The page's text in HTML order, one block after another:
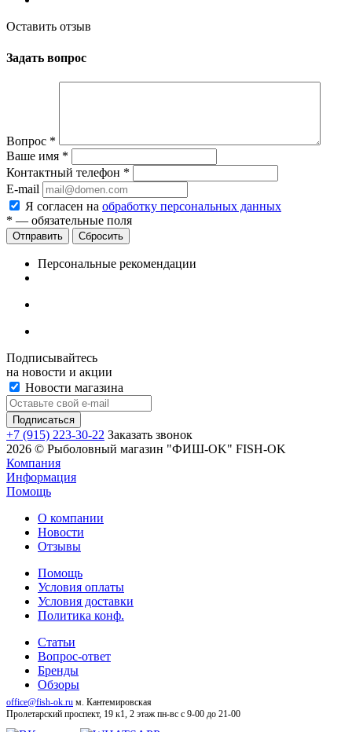
Оставить отзыв
Задать вопрос
Вопрос *
Ваше имя *
Контактный телефон *
E-mail
Я согласен на обработку персональных данных
* — обязательные поля
Сбросить
Персональные рекомендации
Подписывайтесь
на новости и акции
Новости магазина
+7 (915) 223-30-22 Заказать звонок
2026 © Рыболовный магазин "ФИШ-OK" FISH-OK
Компания
Информация
Помощь
О компании
Новости
Отзывы
Помощь
Условия оплаты
Условия доставки
Политика конф.
Статьи
Вопрос-ответ
Бренды
Обзоры
office@fish-ok.ru м. Кантемировская
Пролетарский проспект, 19 к1, 2 этаж пн-вс с 9-00 до 21-00